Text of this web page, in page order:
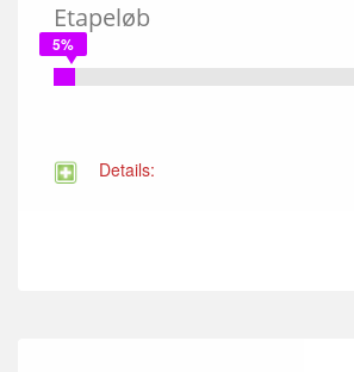
Etapeløb
5%
Details: